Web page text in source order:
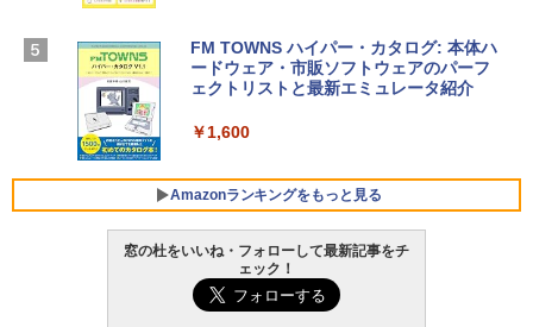
ン 15-fd 15.6インチ 16GBメモリ 512GB
SSD インテル Core 5
ersonal/Copilotキー搭載/Win 11/15.6型/
Core i5/16GB/SSD 512GB/ホワイト) FM
VWK3E15W_AZ
￥139,880
Windows版 | Minecraft (マインクラフ
ト): Java & Bedrock Edition | オンライ
FM TOWNS ハイパー・カタログ: 本体ハ
ードウェア・市販ソフトウェアのパーフ
ェクトリストと最新エミュレータ紹介
￥1,600
Amazonランキングをもっと見る
Amazon Kindle - 目に優しい、かさばら
ない、大きな画面で読みやすい、6週間持
窓の杜をいいね・フォローして最新記事をチ
ェック！